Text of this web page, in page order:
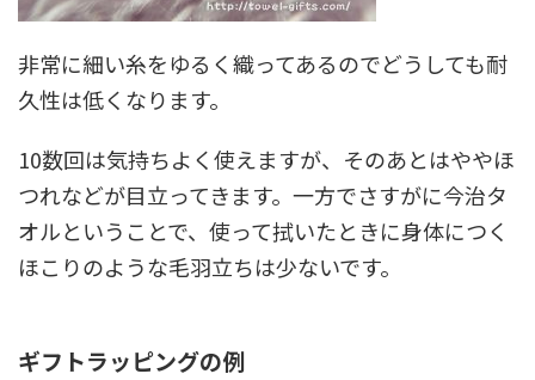
非常に細い糸をゆるく織ってあるのでどうしても耐
久性は低くなります。
10数回は気持ちよく使えますが、そのあとはややほ
つれなどが目立ってきます。一方でさすがに今治タ
オルということで、使って拭いたときに身体につく
ほこりのような毛羽立ちは少ないです。
ギフトラッピングの例